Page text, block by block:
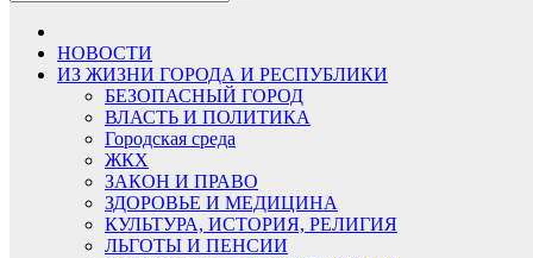
НОВОСТИ
ИЗ ЖИЗНИ ГОРОДА И РЕСПУБЛИКИ
БЕЗОПАСНЫЙ ГОРОД
ВЛАСТЬ И ПОЛИТИКА
Городская среда
ЖКХ
ЗАКОН И ПРАВО
ЗДОРОВЬЕ И МЕДИЦИНА
КУЛЬТУРА, ИСТОРИЯ, РЕЛИГИЯ
ЛЬГОТЫ И ПЕНСИИ